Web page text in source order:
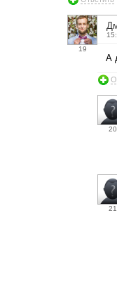
19
А
20
21